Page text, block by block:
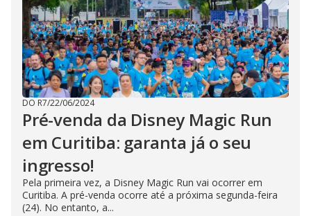
DO R7/22/06/2024
Pré-venda da Disney Magic Run
em Curitiba: garanta já o seu
ingresso!
Pela primeira vez, a Disney Magic Run vai ocorrer em
Curitiba. A pré-venda ocorre até a próxima segunda-feira
(24). No entanto, a...